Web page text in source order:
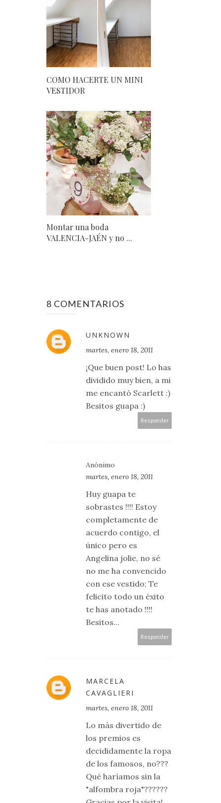
COMO HACERTE UN MINI
VESTIDOR
Montar una boda
VALENCIA-JAÉN y no ...
8 COMENTARIOS
UNKNOWN
martes, enero 18, 2011
¡Que buen post! Lo has
dividido muy bien, a mi
me encantó Scarlett :)
Besitos guapa :)
Responder
Anónimo
martes, enero 18, 2011
Huy guapa te
sobrastes !!!! Estoy
completamente de
acuerdo contigo, el
único pero es
Angelina jolie, no sé
no me ha convencido
con ese vestido; Te
felicito todo un éxito
te has anotado !!!!
Besitos...
Responder
MARCELA
CAVAGLIERI
martes, enero 18, 2011
Lo más divertido de
los premios es
decididamente la ropa
de los famosos, no???
Qué haríamos sin la
"alfombra roja"??????